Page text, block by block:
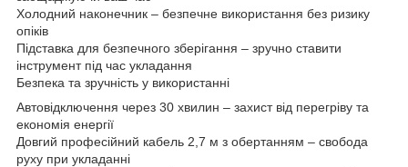
Холодний наконечник – безпечне використання без ризику
опіків
Підставка для безпечного зберігання – зручно ставити
інструмент під час укладання
Безпека та зручність у використанні
Автовідключення через 30 хвилин – захист від перегріву та
економія енергії
Довгий професійний кабель 2,7 м з обертанням – свобода
руху при укладанні